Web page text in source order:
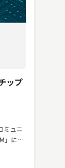
ップ
ミュニ
」につ